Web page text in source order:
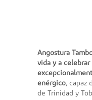
Angostura
vida y a
enérgico, capaz
de Trinidad y